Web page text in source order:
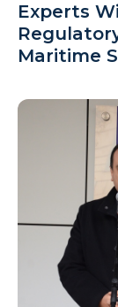
Experts
Maritime